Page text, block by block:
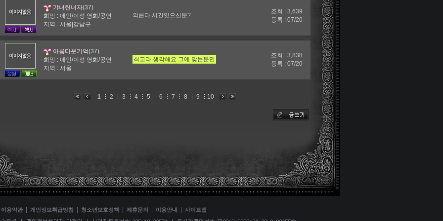
갸녀린녀자(37)
희망 : 애인/이성 영화/공연
지역 : 서울|강남구
외롭다 시간잇으신분?
조회 : 3,639
등록 : 07/20
아름다운기억(37)
희망 : 애인/이성 영화/공연
지역 : 서울
최고라 생각해요 그에 맞는분만
조회 : 3,838
등록 : 07/20
1 2 3 4 5 6 7 8 9 10
이용약관 개인정보취급방침 청소년보호정책 제휴문의 이용안내 사이트맵